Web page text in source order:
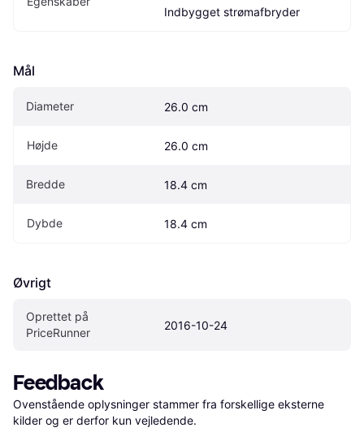
Indbygget strømafbryder
Mål
Diameter 26.0 cm
Højde 26.0 cm
Bredde 18.4 cm
Dybde 18.4 cm
Øvrigt
Oprettet på
PriceRunner
2016-10-24
Feedback
Ovenstående oplysninger stammer fra forskellige eksterne
kilder og er derfor kun vejledende.